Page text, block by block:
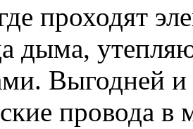
проходят
дыма,
Выгодней и
провода в